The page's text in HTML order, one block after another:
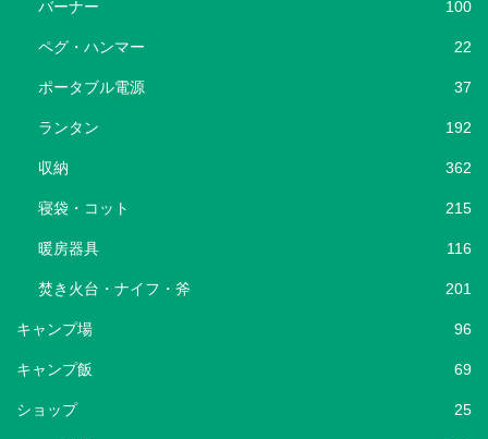
バーナー 100
ペグ・ハンマー 22
ポータブル電源 37
ランタン 192
収納 362
寝袋・コット 215
暖房器具 116
焚き火台・ナイフ・斧 201
キャンプ場 96
キャンプ飯 69
ショップ 25